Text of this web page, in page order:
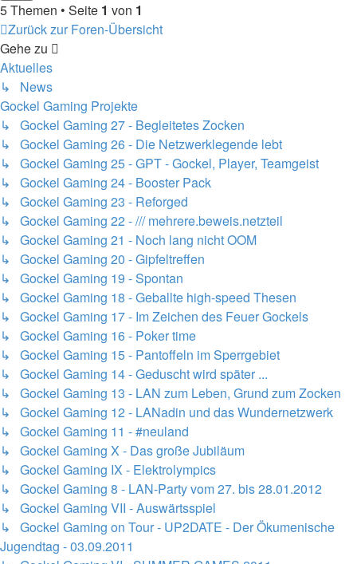
5 Themen • Seite 1 von 1
Zurück zur Foren-Übersicht
Gehe zu
Aktuelles
↳ News
Gockel Gaming Projekte
↳ Gockel Gaming 27 - Begleitetes Zocken
↳ Gockel Gaming 26 - Die Netzwerklegende lebt
↳ Gockel Gaming 25 - GPT - Gockel, Player, Teamgeist
↳ Gockel Gaming 24 - Booster Pack
↳ Gockel Gaming 23 - Reforged
↳ Gockel Gaming 22 - /// mehrere.beweis.netzteil
↳ Gockel Gaming 21 - Noch lang nicht OOM
↳ Gockel Gaming 20 - Gipfeltreffen
↳ Gockel Gaming 19 - Spontan
↳ Gockel Gaming 18 - Geballte high-speed Thesen
↳ Gockel Gaming 17 - Im Zeichen des Feuer Gockels
↳ Gockel Gaming 16 - Poker time
↳ Gockel Gaming 15 - Pantoffeln im Sperrgebiet
↳ Gockel Gaming 14 - Geduscht wird später ...
↳ Gockel Gaming 13 - LAN zum Leben, Grund zum Zocken
↳ Gockel Gaming 12 - LANadin und das Wundernetzwerk
↳ Gockel Gaming 11 - #neuland
↳ Gockel Gaming X - Das große Jubiläum
↳ Gockel Gaming IX - Elektrolympics
↳ Gockel Gaming 8 - LAN-Party vom 27. bis 28.01.2012
↳ Gockel Gaming VII - Auswärtsspiel
↳ Gockel Gaming on Tour - UP2DATE - Der Ökumenische
Jugendtag - 03.09.2011